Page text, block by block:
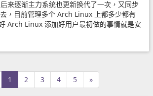
来逐渐主力系统也更新换代了一次，又同步
，目前管理多个 Arch Linux 上都多少都有
Arch Linux 添加好用户最初做的事情就是安
1 2 3 4 5 »